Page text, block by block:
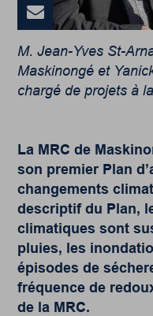
M. Jean-Yves St-
Maskinongé et
chargé de projets à
La MRC de
son premier Plan
changements
descriptif du Plan,
climatiques sont
pluies, les
épisodes de
fréquence de
de la MRC.